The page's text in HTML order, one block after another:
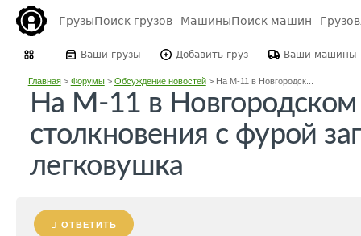
ГрузыПоиск грузов МашиныПоиск машин
Ваши грузы Добавить груз Ваши машины
Главная> Форумы> Обсуждение новостей> На М-11 в Новгородск...
На М-11 в Новгородском
столкновения с фурой
легковушка
ОТВЕТИТЬ